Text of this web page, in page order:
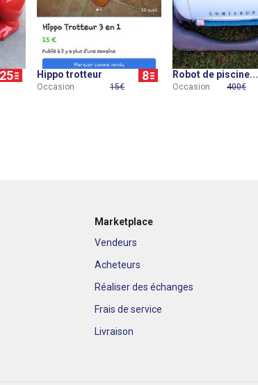
Hippo trotteur 8
Occasion 15€
Robot de piscine...
Occasion 400€
Marketplace
Vendeurs
Acheteurs
Réaliser des échanges
Frais de service
Livraison